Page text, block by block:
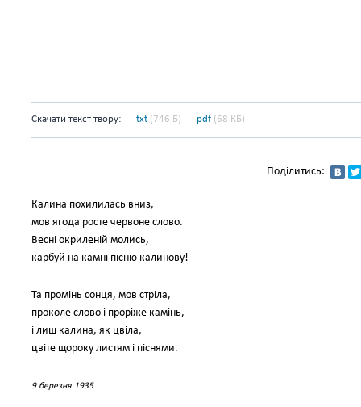
Скачати текст твору: txt (746 Б) pdf (68 КБ)
Поділитись:
Калина похилилась вниз,
мов ягода росте червоне слово.
Весні окриленій молись,
карбуй на камні пісню калинову!
Та промінь сонця, мов стріла,
проколе слово і проріже камінь,
і лиш калина, як цвіла,
цвіте щороку листям і піснями.
9 березня 1935